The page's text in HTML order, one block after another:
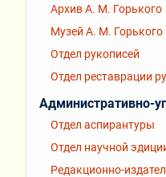
Архив А. М. Горького
Музей А. М. Горького
Отдел рукописей
Отдел реставрации
Административно-
Отдел аспирантуры
Отдел научной
Редакционно-